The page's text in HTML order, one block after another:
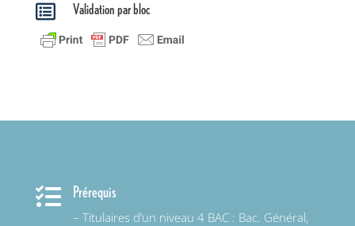
 Validation par bloc
 Prérequis
– Titulaires d’un niveau 4 BAC : Bac. Général,